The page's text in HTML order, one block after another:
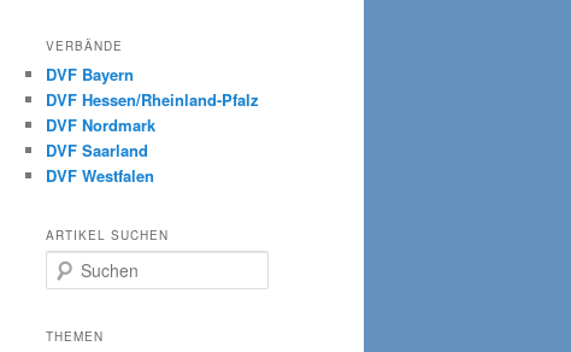
VERBÄNDE
DVF Bayern
DVF Hessen/Rheinland-Pfalz
DVF Nordmark
DVF Saarland
DVF Westfalen
ARTIKEL SUCHEN
u
h
THEMEN